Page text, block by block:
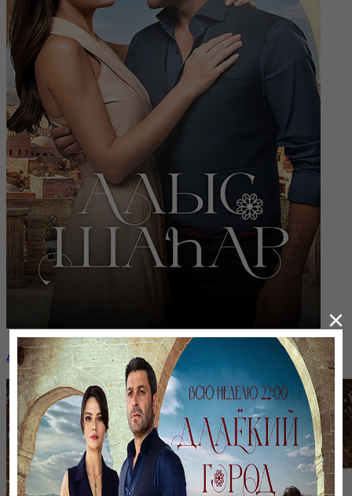
Алыс шаһар
×